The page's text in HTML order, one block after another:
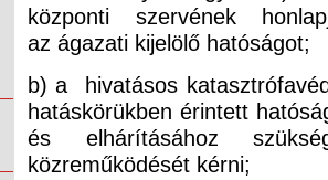
központi szervének
az ágazati kijelölő hatóságot;
b) a hivatásos
hatáskörükben érintett
és elhárításához
közreműködését kérni;